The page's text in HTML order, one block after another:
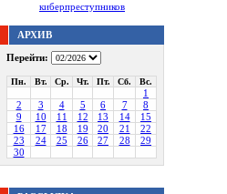
киберпреступников
АРХИВ
Перейти:
Пн. Вт. Ср. Чт. Пт. Сб. Вс.
1
2
3 4 5 6 7
8
9
10 11 12 13 14
15
16
17 18 19 20 21
22
23
24 25 26 27 28
29
30